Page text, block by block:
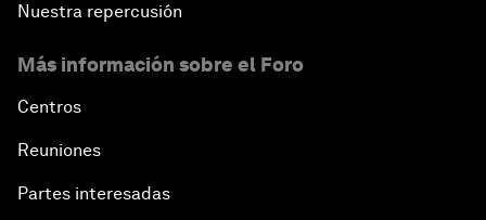
Nuestra repercusión
Más información sobre el Foro
Centros
Reuniones
Partes interesadas